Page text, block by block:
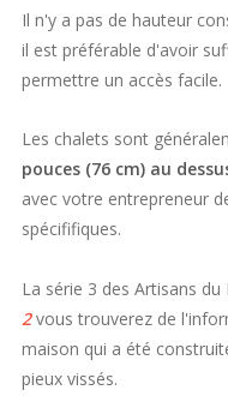
Il n'y a pas de hauteur
il est préférable d'avoir
permettre un accès facile.
Les chalets sont
pouces (76 cm) au
avec votre entrepreneur
spécififiques.
La série 3 des Artisans du
2vous trouverez de
maison qui a été
pieux vissés.